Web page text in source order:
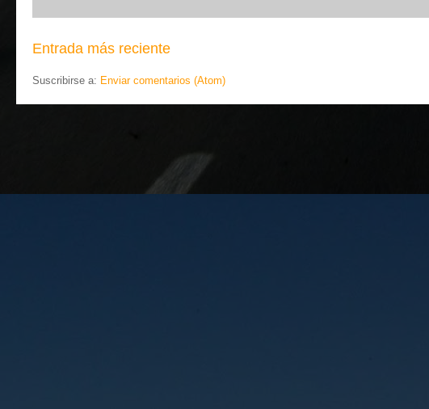
Entrada más reciente
Suscribirse a: Enviar comentarios (Atom)